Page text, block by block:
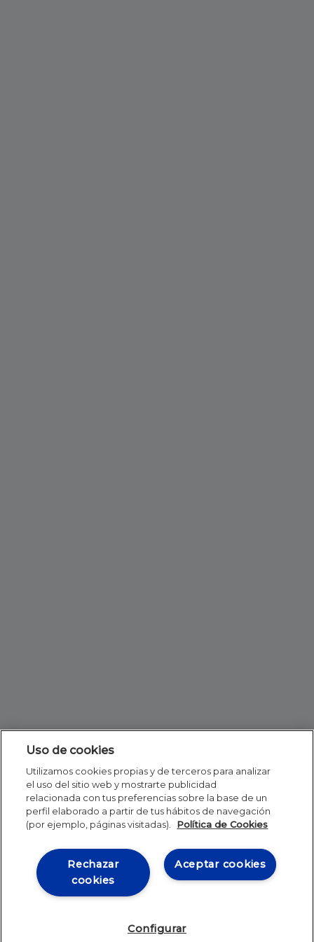
Uso de cookies
Utilizamos cookies propias y de terceros para analizar
el uso del sitio web y mostrarte publicidad
relacionada con tus preferencias sobre la base de un
perfil elaborado a partir de tus hábitos de navegación
(por ejemplo, páginas visitadas).
Política de Cookies
Aceptar cookies
Rechazar
cookies
Configurar